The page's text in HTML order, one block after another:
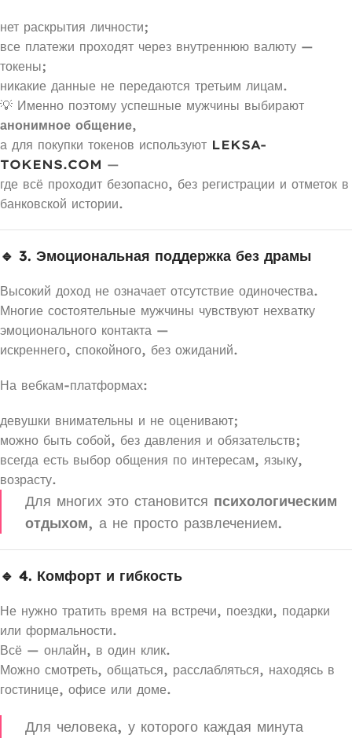
нет раскрытия личности;
все платежи проходят через внутреннюю валюту —
токены;
никакие данные не передаются третьим лицам.
💡 Именно поэтому успешные мужчины выбирают
анонимное общение,
а для покупки токенов используют LEKSA-
TOKENS.COM —
где всё проходит безопасно, без регистрации и отметок в
банковской истории.
🔹 3. Эмоциональная поддержка без драмы
Высокий доход не означает отсутствие одиночества.
Многие состоятельные мужчины чувствуют нехватку
эмоционального контакта —
искреннего, спокойного, без ожиданий.
На вебкам-платформах:
девушки внимательны и не оценивают;
можно быть собой, без давления и обязательств;
всегда есть выбор общения по интересам, языку,
возрасту.
Для многих это становится психологическим
отдыхом, а не просто развлечением.
🔹 4. Комфорт и гибкость
Не нужно тратить время на встречи, поездки, подарки
или формальности.
Всё — онлайн, в один клик.
Можно смотреть, общаться, расслабляться, находясь в
гостинице, офисе или доме.
Для человека, у которого каждая минута